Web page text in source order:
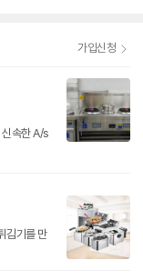
가입신청
신속한 A/s
김기를 만